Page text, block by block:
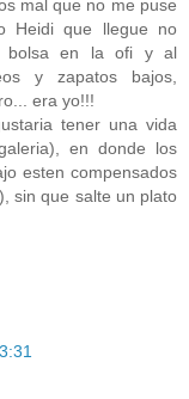
mal que no me puse
Heidi que llegue no
bolsa en la ofi y al
y zapatos bajos,
era yo!!!
tener una vida
en donde los
esten compensados
sin que salte un plato